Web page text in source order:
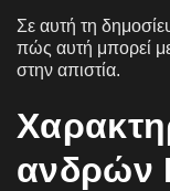
Σε αυτή τη
πώς αυτή μπορεί
στην απιστία.
ανδρών